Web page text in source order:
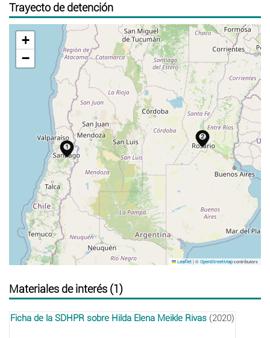
Trayecto de detención
+
−
Leaflet |© OpenStreetMapcontributors
Materiales de interés (1)
Ficha de la SDHPR sobre Hilda Elena Meikle Rivas (2020)